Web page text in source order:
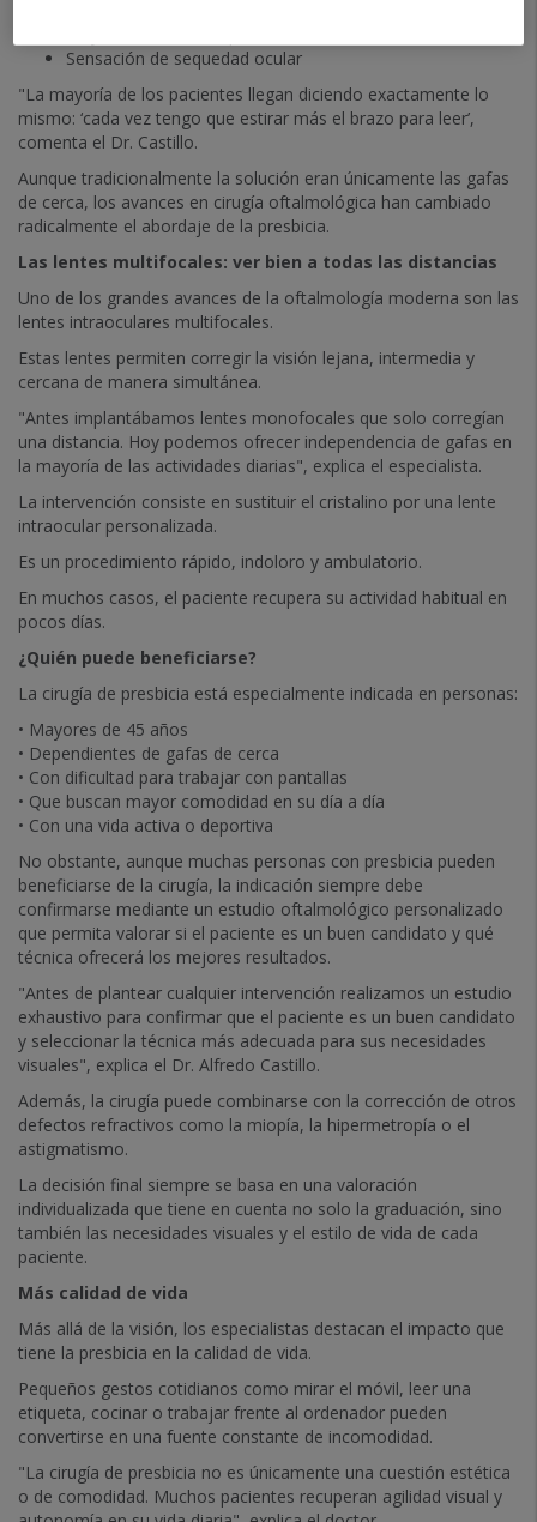
Sensación de sequedad ocular
"La mayoría de los pacientes llegan diciendo exactamente lo
mismo: ‘cada vez tengo que estirar más el brazo para leer’,
comenta el Dr. Castillo.
Aunque tradicionalmente la solución eran únicamente las gafas
de cerca, los avances en cirugía oftalmológica han cambiado
radicalmente el abordaje de la presbicia.
Las lentes multifocales: ver bien a todas las distancias
Uno de los grandes avances de la oftalmología moderna son las
lentes intraoculares multifocales.
Estas lentes permiten corregir la visión lejana, intermedia y
cercana de manera simultánea.
"Antes implantábamos lentes monofocales que solo corregían
una distancia. Hoy podemos ofrecer independencia de gafas en
la mayoría de las actividades diarias", explica el especialista.
La intervención consiste en sustituir el cristalino por una lente
intraocular personalizada.
Es un procedimiento rápido, indoloro y ambulatorio.
En muchos casos, el paciente recupera su actividad habitual en
pocos días.
¿Quién puede beneficiarse?
La cirugía de presbicia está especialmente indicada en personas:
• Mayores de 45 años
• Dependientes de gafas de cerca
• Con dificultad para trabajar con pantallas
• Que buscan mayor comodidad en su día a día
• Con una vida activa o deportiva
No obstante, aunque muchas personas con presbicia pueden
beneficiarse de la cirugía, la indicación siempre debe
confirmarse mediante un estudio oftalmológico personalizado
que permita valorar si el paciente es un buen candidato y qué
técnica ofrecerá los mejores resultados.
"Antes de plantear cualquier intervención realizamos un estudio
exhaustivo para confirmar que el paciente es un buen candidato
y seleccionar la técnica más adecuada para sus necesidades
visuales", explica el Dr. Alfredo Castillo.
Además, la cirugía puede combinarse con la corrección de otros
defectos refractivos como la miopía, la hipermetropía o el
astigmatismo.
La decisión final siempre se basa en una valoración
individualizada que tiene en cuenta no solo la graduación, sino
también las necesidades visuales y el estilo de vida de cada
paciente.
Más calidad de vida
Más allá de la visión, los especialistas destacan el impacto que
tiene la presbicia en la calidad de vida.
Pequeños gestos cotidianos como mirar el móvil, leer una
etiqueta, cocinar o trabajar frente al ordenador pueden
convertirse en una fuente constante de incomodidad.
"La cirugía de presbicia no es únicamente una cuestión estética
o de comodidad. Muchos pacientes recuperan agilidad visual y